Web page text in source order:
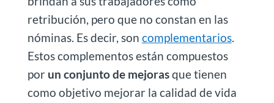
retribución, pero que no constan en las
nóminas. Es decir, son complementarios.
Estos complementos están compuestos
por un conjunto de mejorasque tienen
como objetivo mejorar la calidad de vida